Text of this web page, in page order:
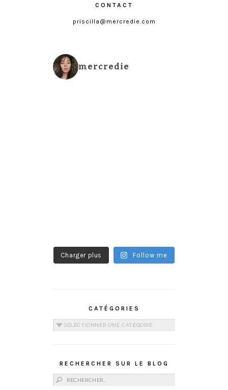
CONTACT
priscilla@mercredie.com
mercredie
Charger plus Follow me
CATÉGORIES
Catégories
RECHERCHER SUR LE BLOG
Rechercher :